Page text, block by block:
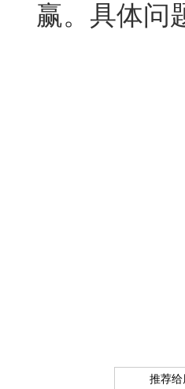
赢。具体问
推荐给